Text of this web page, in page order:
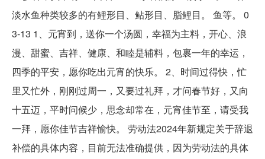
淡水鱼种类较多的有鲤形目、鲇形目、脂鲤目。 鱼等。 0
3-13 1、元宵到，送你一个汤圆，幸福为主料，开心、浪
漫、甜蜜、吉祥、健康、和睦是辅料，包裹一年的幸运，
四季的平安，愿你吃出元宵的快乐。 2、时间过得快，忙
里又忙外，刚刚过周一，又要过礼拜，才问春节好，又向
十五迈，平时问候少，思念却常在，元宵佳节至，请受我
一拜，愿你佳节吉祥愉快。 劳动法2024年新规定关于辞退
补偿的具体内容，目前无法准确提供，因为劳动法的具体